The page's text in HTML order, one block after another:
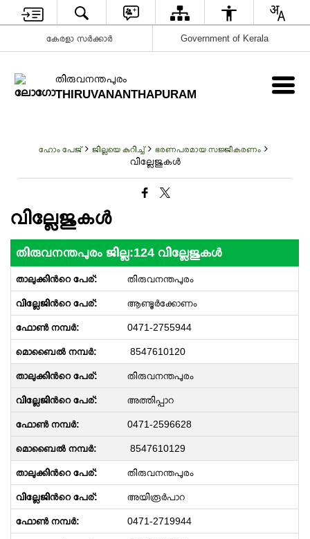
കേരളാ സർക്കാർ Government of Kerala
തിരുവനന്തപുരം
THIRUVANANTHAPURAM
ഹോം പേജ് ജില്ലയെ കുറിച്ച് ഭരണപരമായ സജ്ജീകരണം
വില്ലേജുകള്‍
വില്ലേജുകള്‍
തിരുവനന്തപുരം ജില്ല:124 വില്ലേജുകൾ
തിരുവനന്തപുരം
ആണ്ടൂർക്കോണം
0471-2755944
8547610120
തിരുവനന്തപുരം
അത്തിപ്പാറ
0471-2596628
8547610129
തിരുവനന്തപുരം
അയിരൂർപാറ
0471-2719944